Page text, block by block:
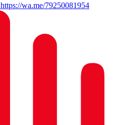
https://wa.me/79250081954